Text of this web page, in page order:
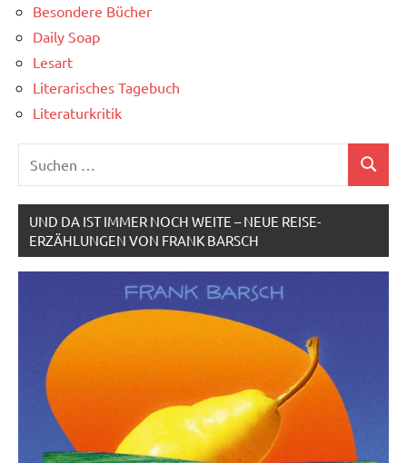
Besondere Bücher
Daily Soap
Lesart
Literarisches Tagebuch
Literaturkritik
Suchen
UND DA IST IMMER NOCH WEITE – NEUE REISE-
ERZÄHLUNGEN VON FRANK BARSCH